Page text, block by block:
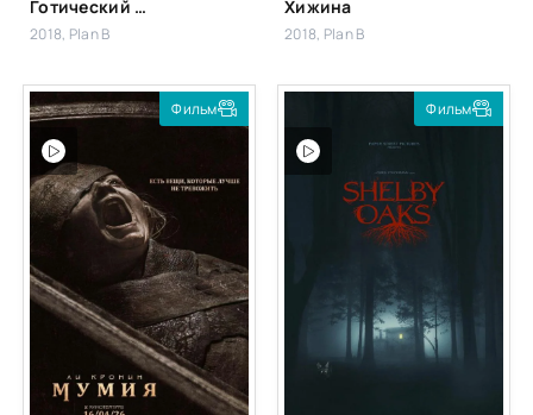
Готический урожай
2018, Plan B
Хижина
2018, Plan B
Фильм Фильм